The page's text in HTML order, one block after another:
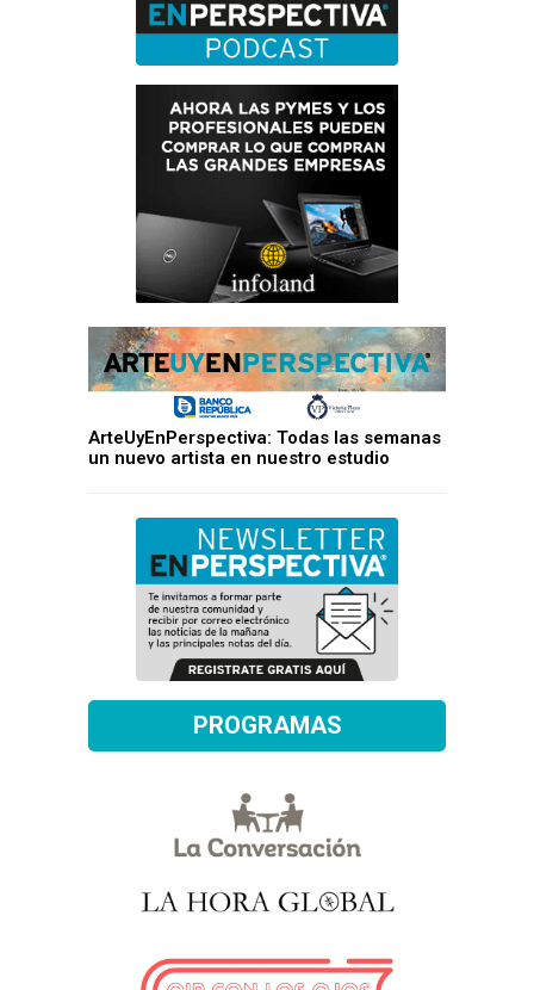
ArteUyEnPerspectiva: Todas las semanas
un nuevo artista en nuestro estudio
PROGRAMAS